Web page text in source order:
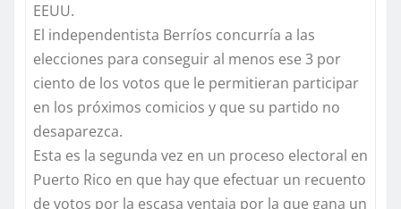
EEUU.
El independentista Berríos concurría a las
elecciones para conseguir al menos ese 3 por
ciento de los votos que le permitieran participar
en los próximos comicios y que su partido no
desaparezca.
Esta es la segunda vez en un proceso electoral en
Puerto Rico en que hay que efectuar un recuento
de votos por la escasa ventaja por la que gana un